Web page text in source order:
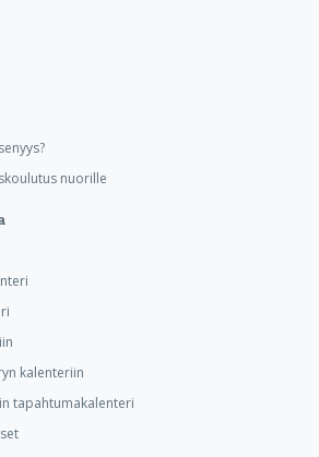
nuorille
kalenteriin
tapahtumakalenteri